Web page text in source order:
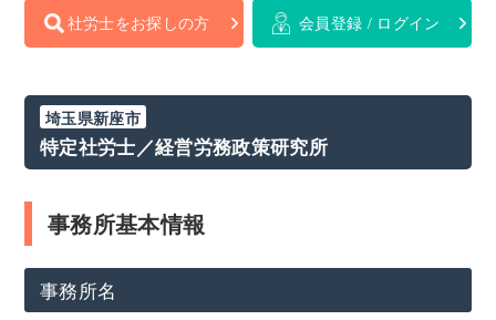
社労士をお探しの方 会員登録 / ログイン
埼玉県新座市
特定社労士／経営労務政策研究所
事務所基本情報
事務所名